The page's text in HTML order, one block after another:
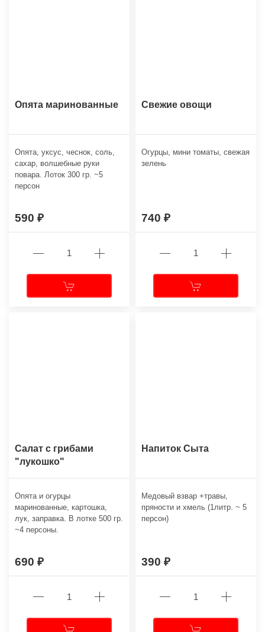
Опята маринованные
Опята, уксус, чеснок, соль,
сахар, волшебные руки
повара. Лоток 300 гр. ~5
персон
590
Свежие овощи
Огурцы, мини томаты, свежая
зелень
740
Салат с грибами
"лукошко"
Опята и огурцы
маринованные, картошка,
лук, заправка. В лотке 500 гр.
~4 персоны.
690
Напиток Сыта
Медовый взвар +травы,
пряности и хмель (1литр. ~ 5
персон)
390